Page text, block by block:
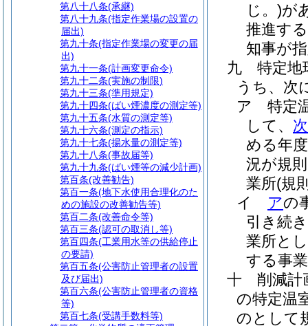
じ。)が
推進す
知事が
九
特定地
うち、次
ア
特定
して、
める年
況が規
業所(規
イ
アの
引き続
業所と
する事
十
削減計
の特定温
のとして
第八十八条(承継)
第八十九条(指定作業場の設置の
届出)
第九十条(指定作業場の変更の届
出)
第九十一条(計画変更命令)
第九十二条(実施の制限)
第九十三条(準用規定)
第九十四条(ばい煙濃度の測定等)
第九十五条(水質の測定等)
第九十六条(測定の指示)
第九十七条(揚水量の測定等)
第九十八条(事故届等)
第九十九条(ばい煙等の減少計画)
第百条(改善勧告)
第百一条(地下水使用合理化のた
めの施設の改善勧告等)
第百二条(改善命令等)
第百三条(認可の取消し等)
第百四条(工業用水等の供給停止
の要請)
第百五条(公害防止管理者の設置
及び届出)
第百六条(公害防止管理者の資格
等)
第百七条(受講手数料等)